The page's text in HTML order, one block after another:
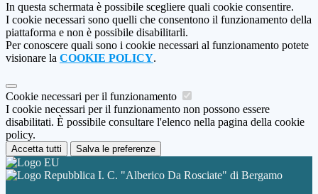
In questa schermata è possibile scegliere quali cookie consentire.
I cookie necessari sono quelli che consentono il funzionamento della
piattaforma e non è possibile disabilitarli.
Per conoscere quali sono i cookie necessari al funzionamento potete
visionare la COOKIE POLICY.
Cookie necessari per il funzionamento
I cookie necessari per il funzionamento non possono essere
disabilitati. È possibile consultare l'elenco nella pagina della cookie
policy.
Accetta tutti Salva le preferenze
I. C. "Alberico Da Rosciate" di Bergamo